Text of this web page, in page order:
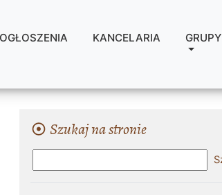
OGŁOSZENIA KANCELARIA GRUPY
Szukaj na stronie